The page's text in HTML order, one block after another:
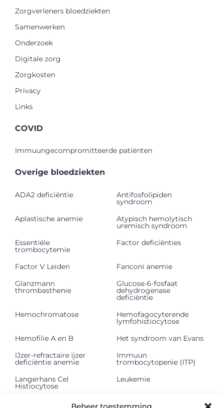
Zorgverleners bloedziekten
Samenwerken
Onderzoek
Digitale zorg
Zorgkosten
Privacy
Links
COVID
Immuungecompromitteerde patiënten
Overige bloedziekten
ADA2 deficiëntie Antifosfolipiden
syndroom
Aplastische anemie
Atypisch hemolytisch
uremisch syndroom
Essentiële
trombocytemie
Factor deficiënties
Factor V Leiden
Fanconi anemie
Glanzmann
thrombasthenie
Glucose-6-fosfaat
dehydrogenase
deficiëntie
Hemochromatose
Hemofagocyterende
lymfohistiocytose
Hemofilie A en B
Het syndroom van Evans
IJzer-refractaire ijzer
deficiëntie anemie
Immuun
trombocytopenie (ITP)
Langerhans Cel
Histiocytose
Leukemie
Lymfeklierkanker